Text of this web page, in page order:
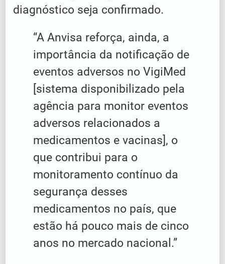
diagnóstico seja confirmado.
“A Anvisa reforça, ainda, a
importância da notificação de
eventos adversos no VigiMed
[sistema disponibilizado pela
agência para monitor eventos
adversos relacionados a
medicamentos e vacinas], o
que contribui para o
monitoramento contínuo da
segurança desses
medicamentos no país, que
estão há pouco mais de cinco
anos no mercado nacional.”